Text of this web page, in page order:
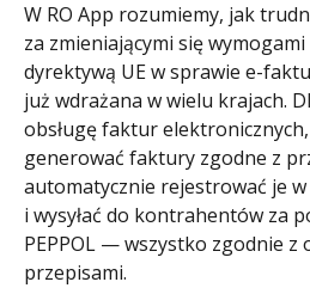
W RO App rozumiemy, jak
za zmieniającymi się
dyrektywą UE w sprawie e-
już wdrażana w wielu krajach.
obsługę faktur
generować faktury zgodne z
automatycznie rejestrować je
i wysyłać do kontrahentów za
PEPPOL — wszystko zgodnie z
przepisami.